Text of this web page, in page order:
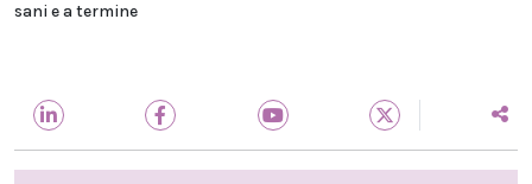
sani e a termine